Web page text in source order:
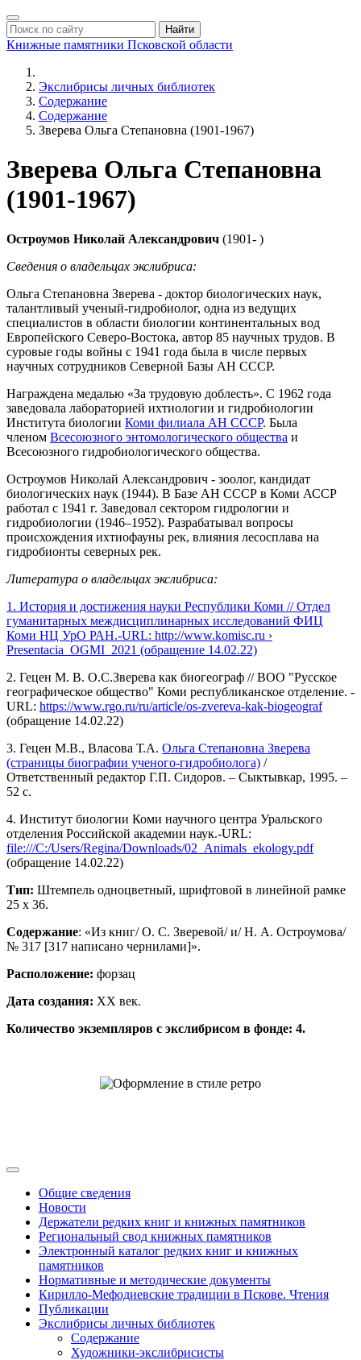
Найти
Книжные памятники Псковской области
Экслибрисы личных библиотек
Содержание
Содержание
Зверева Ольга Степановна (1901-1967)
Зверева Ольга Степановна
(1901-1967)
Остроумов Николай Александрович (1901- )
Сведения о владельцах экслибриса:
Ольга Степановна Зверева - доктор биологических наук,
талантливый ученый-гидробиолог, одна из ведущих
специалистов в области биологии континентальных вод
Европейского Северо-Востока, автор 85 научных трудов. В
суровые годы войны с 1941 года была в числе первых
научных сотрудников Северной Базы АН СССР.
Награждена медалью «За трудовую доблесть». С 1962 года
заведовала лабораторией ихтиологии и гидробиологии
Института биологии Коми филиала АН СССР. Была
членом Всесоюзного энтомологического общества и
Всесоюзного гидробиологического общества.
Остроумов Николай Александрович - зоолог, кандидат
биологических наук (1944). В Базе АН СССР в Коми АССР
работал с 1941 г. Заведовал сектором гидрологии и
гидробиологии (1946–1952). Разрабатывал вопросы
происхождения ихтиофауны рек, влияния лесосплава на
гидробионты северных рек.
Литература о владельцах экслибриса:
1. История и достижения науки Республики Коми // Отдел
гуманитарных междисциплинарных исследований ФИЦ
Коми НЦ УрО РАН.-URL: http://www.komisc.ru ›
Presentacia_OGMI_2021 (обращение 14.02.22)
2. Гецен М. В. О.С.Зверева как биогеограф // ВОО "Русское
географическое общество" Коми республиканское отделение. -
URL: https://www.rgo.ru/ru/article/os-zvereva-kak-biogeograf
(обращение 14.02.22)
3. Гецен М.В., Власова Т.А. Ольга Степановна Зверева
(страницы биографии ученого-гидробиолога) /
Ответственный редактор Г.П. Сидоров. – Сыктывкар, 1995. –
52 с.
4. Институт биологии Коми научного центра Уральского
отделения Российской академии наук.-URL:
file:///C:/Users/Regina/Downloads/02_Animals_ekology.pdf
(обращение 14.02.22)
Тип: Штемпель одноцветный, шрифтовой в линейной рамке
25 х 36.
Содержание: «Из книг/ О. С. Зверевой/ и/ Н. А. Остроумова/
№ 317 [317 написано чернилами]».
Расположение: форзац
Дата создания: ХХ век.
Количество экземпляров с экслибрисом в фонде: 4.
Общие сведения
Новости
Держатели редких книг и книжных памятников
Региональный свод книжных памятников
Электронный каталог редких книг и книжных
памятников
Нормативные и методические документы
Кирилло-Мефодиевские традиции в Пскове. Чтения
Публикации
Экслибрисы личных библиотек
Содержание
Художники-экслибрисисты